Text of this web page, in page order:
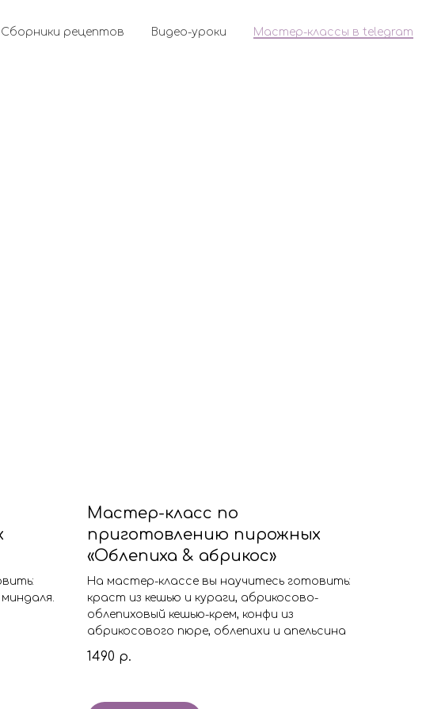
Сборники рецептов Видео-уроки Мастер-классы в telegram
Мастер-класс по
приготовлению пирожных
«Облепиха & абрикос»
На мастер-классе вы научитесь готовить:
краст из кешью и кураги, абрикосово-
облепиховый кешью-крем, конфи из
абрикосового пюре, облепихи и апельсина
1490 р.